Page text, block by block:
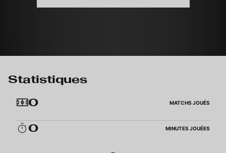
Statistiques
0
MATCHS JOUÉS
0 MINUTES JOUÉES